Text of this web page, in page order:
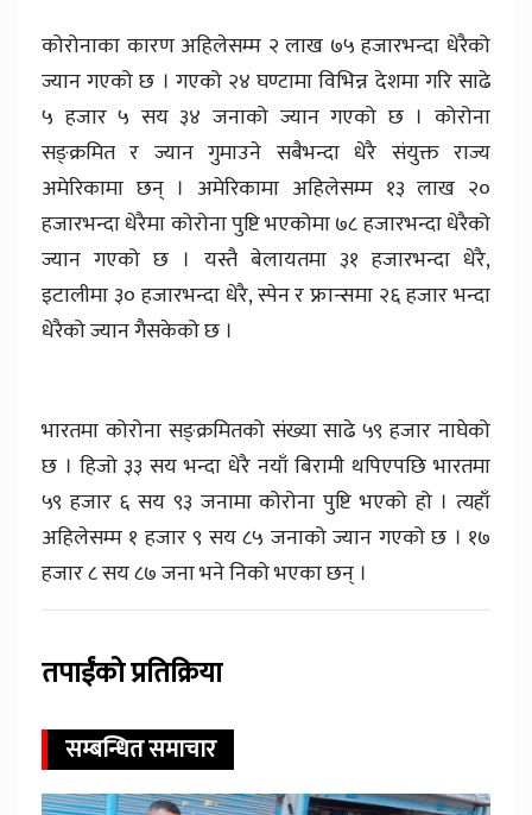
कोरोनाका कारण अहिलेसम्म २ लाख ७५ हजारभन्दा धेरैको
ज्यान गएको छ । गएको २४ घण्टामा विभिन्न देशमा गरि साढे
५ हजार ५ सय ३४ जनाको ज्यान गएको छ । कोरोना
सङ्क्रमित र ज्यान गुमाउने सबैभन्दा धेरै संयुक्त राज्य
अमेरिकामा छन् । अमेरिकामा अहिलेसम्म १३ लाख २०
हजारभन्दा धेरैमा कोरोना पुष्टि भएकोमा ७८ हजारभन्दा धेरैको
ज्यान गएको छ । यस्तै बेलायतमा ३१ हजारभन्दा धेरै,
इटालीमा ३० हजारभन्दा धेरै, स्पेन र फ्रान्समा २६ हजार भन्दा
धेरैको ज्यान गैसकेको छ ।
भारतमा कोरोना सङ्क्रमितको संख्या साढे ५९ हजार नाघेको
छ । हिजो ३३ सय भन्दा धेरै नयाँ बिरामी थपिएपछि भारतमा
५९ हजार ६ सय ९३ जनामा कोरोना पुष्टि भएको हो । त्यहाँ
अहिलेसम्म १ हजार ९ सय ८५ जनाको ज्यान गएको छ । १७
हजार ८ सय ८७ जना भने निको भएका छन् ।
तपाईंको प्रतिक्रिया
सम्बन्धित समाचार